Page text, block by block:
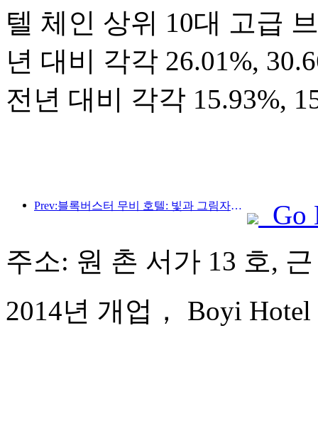
텔 체인 상위 10대 고급
년 대비 각각 26.01%,
전년 대비 각각 15.93%,
Prev:블록버스터 무비 호텔: 빛과 그림자의 여정에 푹 빠진 블록버스터 무비 호텔은 새로운 여행 경험을 정의합니다.
Go
주소: 원 촌 서가 13 호,
2014년 개업， Boyi Hotel